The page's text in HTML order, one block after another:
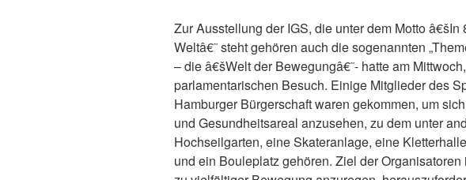
Zur Ausstellung der IGS, die unter dem Motto â€šIn
Weltâ€˜ steht gehören auch die sogenannten
– die â€šWelt der Bewegungâ€˜- hatte am
parlamentarischen Besuch. Einige Mitglieder des
Hamburger Bürgerschaft waren gekommen, um
und Gesundheitsareal anzusehen, zu dem unter
Hochseilgarten, eine Skateranlage, eine
und ein Bouleplatz gehören. Ziel der